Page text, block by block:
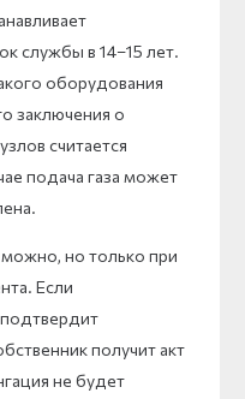
службы в 14–15 лет.
оборудования
заключения о
считается
подача газа может
но только при
Если
получит акт
не будет